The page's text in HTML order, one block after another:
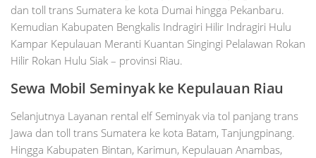
dan toll trans Sumatera ke kota Dumai hingga Pekanbaru.
Kemudian Kabupaten Bengkalis Indragiri Hilir Indragiri Hulu
Kampar Kepulauan Meranti Kuantan Singingi Pelalawan Rokan
Hilir Rokan Hulu Siak – provinsi Riau.
Sewa Mobil Seminyakke Kepulauan Riau
Selanjutnya Layanan rental elf Seminyak via tol panjang trans
Jawa dan toll trans Sumatera ke kota Batam, Tanjungpinang.
Hingga Kabupaten Bintan, Karimun, Kepulauan Anambas,